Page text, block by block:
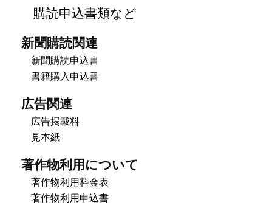
購読申込書類など
新聞購読関連
新聞購読申込書
書籍購入申込書
広告関連
広告掲載料
見本紙
著作物利用について
著作物利用料金表
著作物利用申込書